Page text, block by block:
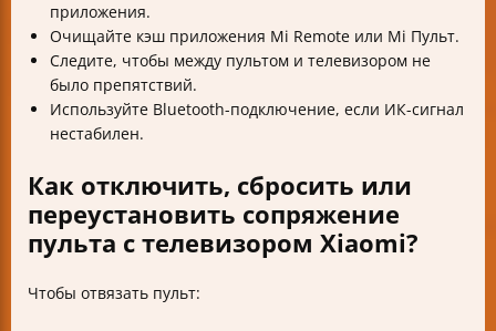
приложения.
Очищайте кэш приложения Mi Remote или Mi Пульт.
Следите, чтобы между пультом и телевизором не
было препятствий.
Используйте Bluetooth-подключение, если ИК-сигнал
нестабилен.
Как отключить, сбросить или
переустановить сопряжение
пульта с телевизором Xiaomi?
Чтобы отвязать пульт: